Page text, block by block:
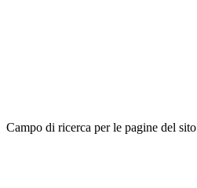
Campo di ricerca per le pagine del sito